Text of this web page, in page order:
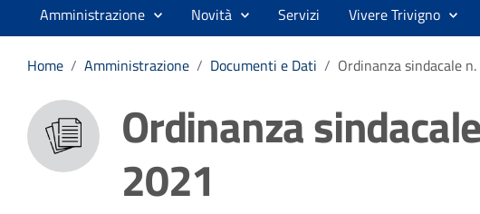
Amministrazione Novità Servizi Vivere Trivigno
Home / Amministrazione / Documenti e Dati / Ordinanza sindacale
Ordinanza
2021